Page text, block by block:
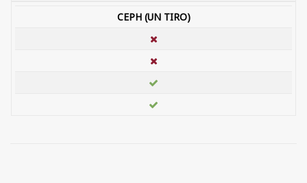
CEPH (UN TIRO)